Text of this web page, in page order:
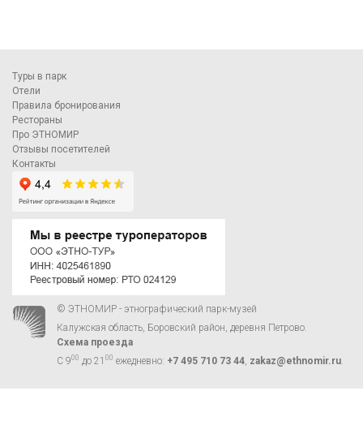
Туры в парк
Отели
Правила бронирования
Рестораны
Про ЭТНОМИР
Отзывы посетителей
Контакты
© ЭТНОМИР - этнографический парк-музей
Калужская область, Боровский район, деревня Петрово.
Схема проезда
С 900 до 21 00 ежедневно: +7 495 710 73 44 zakaz@ethnomir.ru